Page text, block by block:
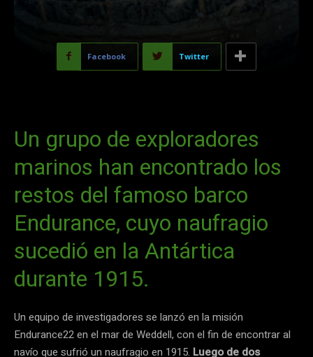
Facebook Twitter
Un grupo de exploradores
marinos han encontrado los
restos del famoso barco
Endurance, cuyo naufragio
sucedió en la Antártica
durante 1915.
Un equipo de investigadores se lanzó en la misión
Endurance22 en el mar de Weddell, con el fin de encontrar al
navío que sufrió un naufragio en 1915. Luego de dos